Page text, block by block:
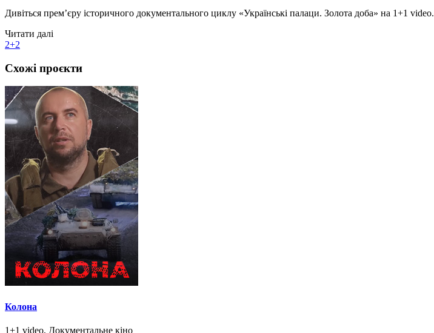
Дивіться прем’єру історичного документального циклу «Українські палаци. Золота доба» на 1+1 video.
Читати далі
2+2
Схожі проєкти
Колона
1+1 video, Документальне кіно